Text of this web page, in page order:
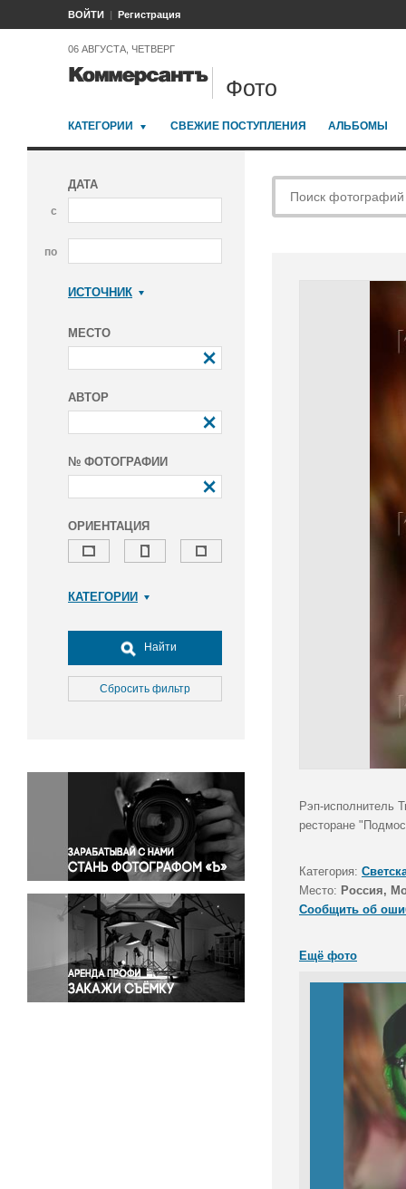
ВОЙТИ Регистрация
06 АВГУСТА, ЧЕТВЕРГ
Фото
КАТЕГОРИИ СВЕЖИЕ ПОСТУПЛЕНИЯ АЛЬБОМЫ
ДАТА
с
по
ИСТОЧНИК
МЕСТО
АВТОР
№ ФОТОГРАФИИ
ОРИЕНТАЦИЯ
КАТЕГОРИИ
Досуг, туризм и отдых
Культура
Медицина
Окружающая среда
Политика
Правосудие
Происшествия и конфликты
Религия
Светская жизнь
Спорт
Экология
Экономика и бизнес
Найти
Сбросить фильтр
Рэп-исполнитель
ресторане
Категория:
Место: Россия,
Сообщить об
Ещё фото